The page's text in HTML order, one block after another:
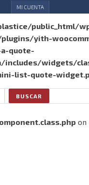
MI CUENTA
public_html/
yith-
quote-
includes/widgets/
list-quote-
BUSCAR
on